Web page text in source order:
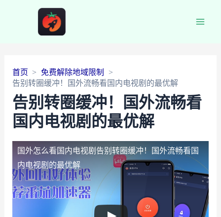
首页
免费解除地域限制
告别转圈缓冲！国外流畅看国内电视剧的最优解
告别转圈缓冲！国外流畅看
国内电视剧的最优解
国外怎么看国内电视剧 告别转圈缓冲！国外流畅看国
内电视剧的最优解